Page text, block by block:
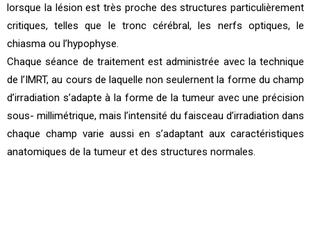
lorsque la lésion est très proche des structures particulièrement
critiques, telles que le tronc cérébral, les nerfs optiques, le
chiasma ou l’hypophyse.
Chaque séance de traitement est administrée avec la technique
de l’IMRT, au cours de laquelle non seulernent la forme du champ
d’irradiation s’adapte à la forme de la tumeur avec une précision
sous- millimétrique, mais l’intensité du faisceau d’irradiation dans
chaque champ varie aussi en s’adaptant aux caractéristiques
anatomiques de la tumeur et des structures normales.